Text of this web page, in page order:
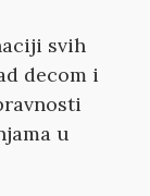
svih
decom i
u